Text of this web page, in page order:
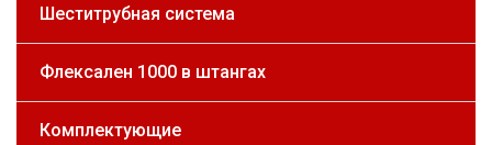
Шеститрубная система
Флексален 1000 в штангах
Комплектующие